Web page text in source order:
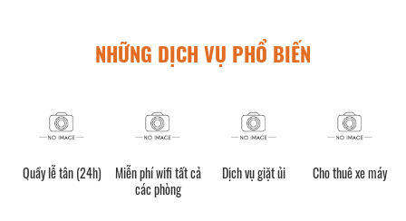
NHỮNG DỊCH VỤ PHỔ BIẾN
Quầy lễ tân (24h)
Miễn phí wifi tất cả
các phòng
Dịch vụ giặt ủi Cho thuê xe máy